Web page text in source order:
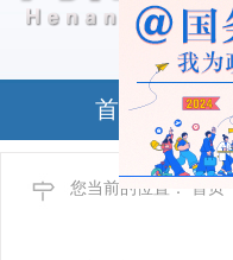
首页
您当前的位置： 首页